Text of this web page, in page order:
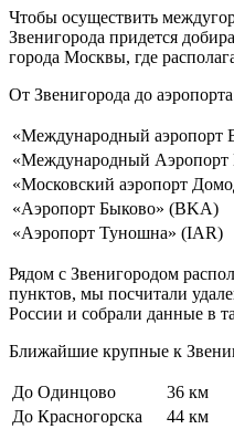
Чтобы осуществить
Звенигорода придется
города Москвы, где
От Звенигорода до
«Международный аэропорт
«Международный Аэропорт
«Московский аэропорт
«Аэропорт Быково» (BKA)
«Аэропорт Туношна» (IAR)
Рядом с Звенигородом
пунктов, мы посчитали
России и собрали данные в
Ближайшие крупные к
До Одинцово
36 км
До Красногорска
44 км